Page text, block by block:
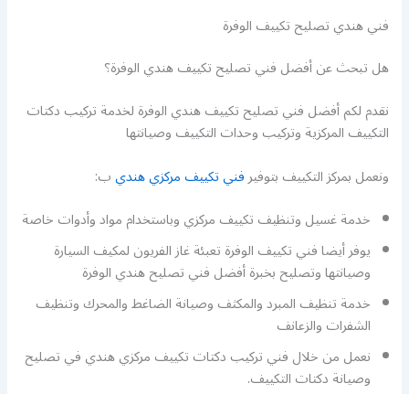
فني هندي تصليح تكييف الوفرة
هل تبحث عن أفضل فني تصليح تكييف هندي الوفرة؟
نقدم لكم أفضل فني تصليح تكييف هندي الوفرة لخدمة تركيب دكتات
التكييف المركزية وتركيب وحدات التكييف وصيانتها
ونعمل بمركز التكييف بتوفيرفني تكييف مركزي هنديب:
خدمة غسيل وتنظيف تكييف مركزي وباستخدام مواد وأدوات خاصة
يوفر أيضا فني تكييف الوفرة تعبئة غاز الفريون لمكيف السيارة
وصيانتها وتصليح بخبرة أفضل فني تصليح هندي الوفرة
خدمة تنظيف المبرد والمكثف وصيانة الضاغط والمحرك وتنظيف
الشفرات والزعانف
نعمل من خلال فني تركيب دكتات تكييف مركزي هندي في تصليح
وصيانة دكتات التكييف.